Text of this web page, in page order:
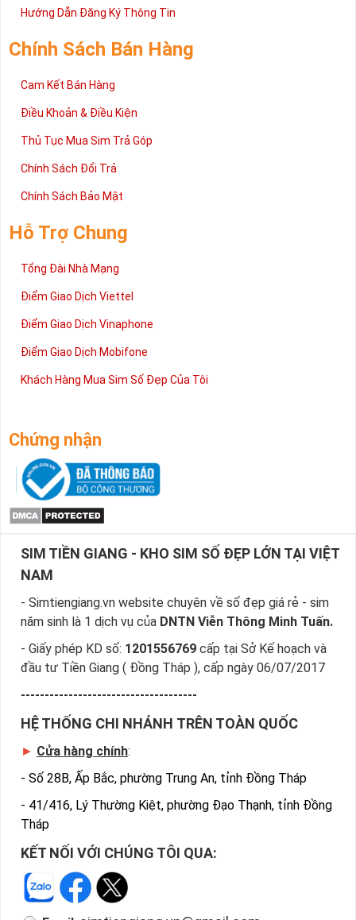
Hướng Dẫn Đăng Ký Thông Tin
Chính Sách Bán Hàng
Cam Kết Bán Hàng
Điều Khoản & Điều Kiện
Thủ Tục Mua Sim Trả Góp
Chính Sách Đổi Trả
Chính Sách Bảo Mật
Hỗ Trợ Chung
Tổng Đài Nhà Mạng
Điểm Giao Dịch Viettel
Điểm Giao Dịch Vinaphone
Điểm Giao Dịch Mobifone
Khách Hàng Mua Sim Số Đẹp Của Tôi
Chứng nhận
SIM TIỀN GIANG - KHO SIM SỐ ĐẸP LỚN TẠI VIỆT
NAM
- Simtiengiang.vn website chuyên về số đẹp giá rẻ - sim
năm sinh là 1 dịch vụ của DNTN Viễn Thông Minh Tuấn.
- Giấy phép KD số: 1201556769 cấp tại Sở Kế hoạch và
đầu tư Tiền Giang ( Đồng Tháp ), cấp ngày 06/07/2017
-------------------------------------
HỆ THỐNG CHI NHÁNH TRÊN TOÀN QUỐC
► Cửa hàng chính:
- Số 28B, Ấp Bắc, phường Trung An, tỉnh Đồng Tháp
- 41/416, Lý Thường Kiệt, phường Đạo Thạnh, tỉnh Đồng
Tháp
KẾT NỐI VỚI CHÚNG TÔI QUA: